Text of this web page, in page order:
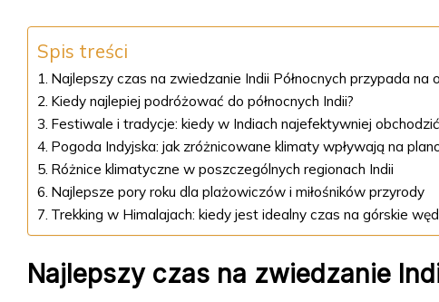
Spis treści
Najlepszy czas na zwiedzanie Indii Północnych przypada na
Kiedy najlepiej podróżować do północnych Indii?
Festiwale i tradycje: kiedy w Indiach najefektywniej
Pogoda Indyjska: jak zróżnicowane klimaty wpływają na
Różnice klimatyczne w poszczególnych regionach Indii
Najlepsze pory roku dla plażowiczów i miłośników przyrody
Trekking w Himalajach: kiedy jest idealny czas na górskie
Najlepszy czas na zwiedzanie